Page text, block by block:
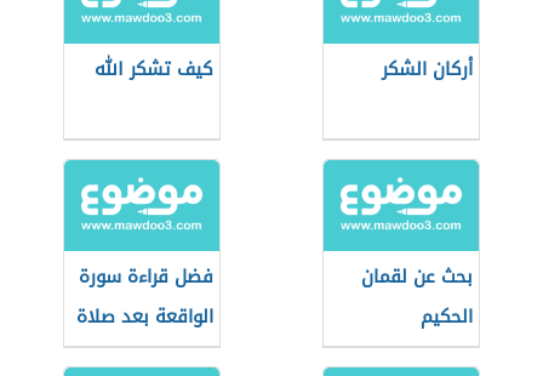
أركان الشكر كيف تشكر الله
بحث عن لقمان
الحكيم
فضل قراءة سورة
الواقعة بعد صلاة
المغرب